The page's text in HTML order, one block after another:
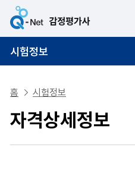
시험정보
홈 시험정보
자격상세정보